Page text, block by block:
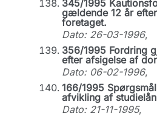
345/1995
gældende 12 år
foretaget.
Dato: 26-03-1996,
356/1995 Fordring
efter afsigelse af
Dato: 06-02-1996,
166/1995
afvikling af
Dato: 21-11-1995,